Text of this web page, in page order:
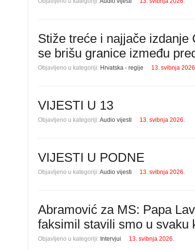
Stiže treće i najjače izdanje
se brišu granice između
Objavljeno u kategoriji: Hrvatska - regije 13. svibnja
VIJESTI U 13
Objavljeno u kategoriji:Audio vijesti 13. svibnja 2026.
VIJESTI U PODNE
Objavljeno u kategoriji:Audio vijesti 13. svibnja 2026.
Abramović za MS: Papa
faksimil stavili smo u svaku
Objavljeno u kategoriji: Intervjui 13. svibnja 2026.